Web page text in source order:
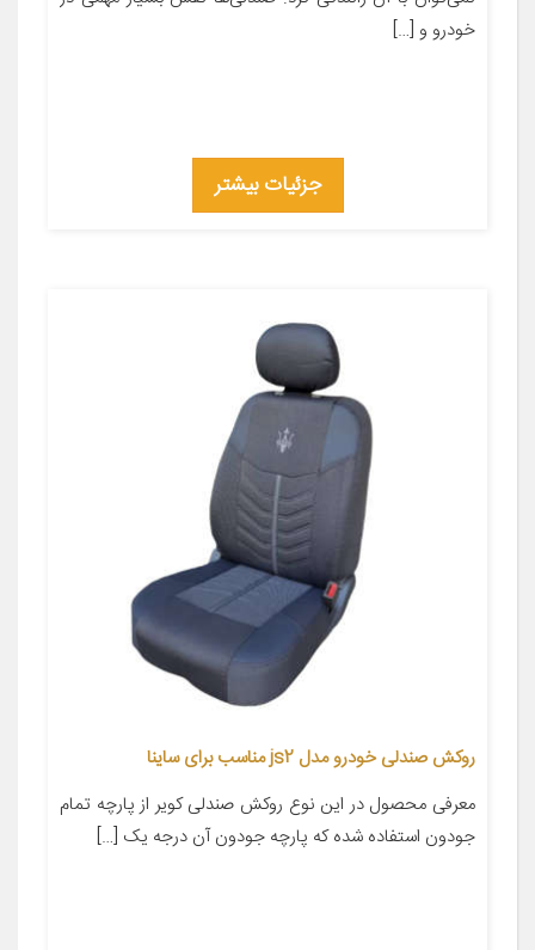
خودرو و […]
جزئیات بیشتر
روکش صندلی خودرو مدل js2 مناسب برای ساینا
معرفی محصول در این نوع روکش صندلی کویر از پارچه تمام
جودون استفاده شده که پارچه جودون آن درجه یک […]